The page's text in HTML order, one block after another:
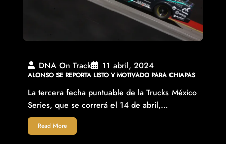
DNA On Track 11 abril, 2024
ALONSO SE REPORTA LISTO Y MOTIVADO PARA CHIAPAS
La tercera fecha puntuable de la Trucks México
Series, que se correrá el 14 de abril,…
Read More